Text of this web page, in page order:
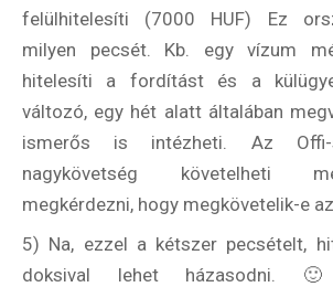
felülhitelesíti (7000 HUF) Ez
milyen pecsét. Kb. egy vízum
hitelesíti a fordítást és a
változó, egy hét alatt általában
ismerős is intézheti. Az
nagykövetség követelheti
megkérdezni, hogy megkövetelik-e
5) Na, ezzel a kétszer pecsételt,
doksival lehet házasodni.